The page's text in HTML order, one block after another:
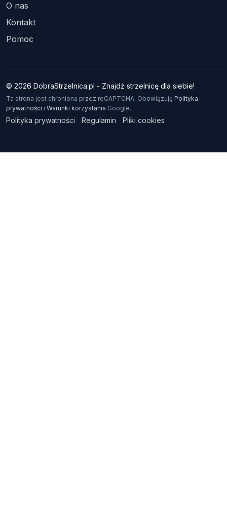
O nas
Kontakt
Pomoc
© 2026 DobraStrzelnica.pl - Znajdź strzelnicę dla siebie!
Ta strona jest chroniona przez reCAPTCHA. Obowiązują Polityka
prywatności i Warunki korzystania Google.
Polityka prywatności Regulamin Pliki cookies